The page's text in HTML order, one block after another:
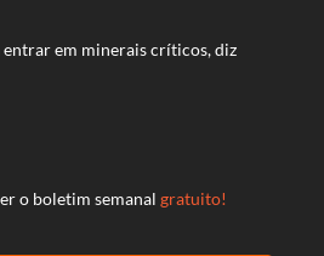
entrar em minerais críticos, diz
o boletim semanal gratuito!